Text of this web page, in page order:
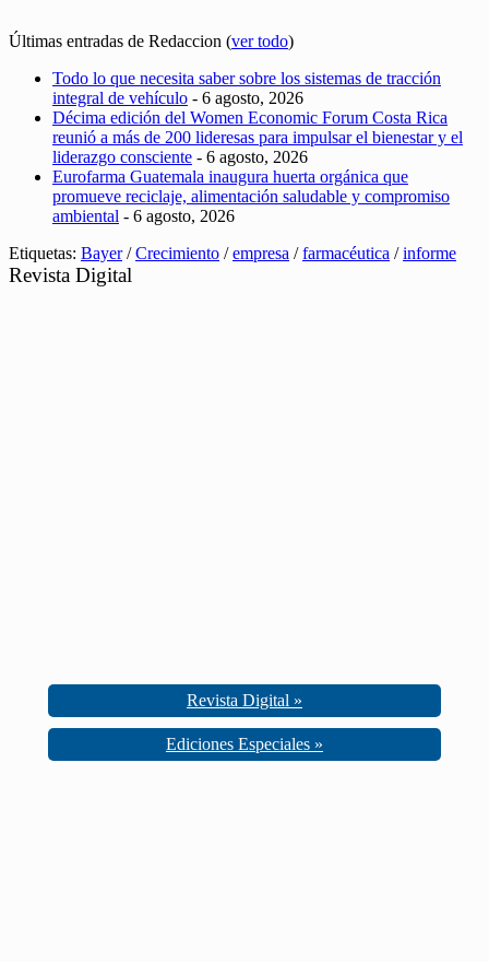
Últimas entradas de Redaccion (ver todo)
Todo lo que necesita saber sobre los sistemas de tracción
integral de vehículo - 6 agosto, 2026
Décima edición del Women Economic Forum Costa Rica
reunió a más de 200 lideresas para impulsar el bienestar y el
liderazgo consciente - 6 agosto, 2026
Eurofarma Guatemala inaugura huerta orgánica que
promueve reciclaje, alimentación saludable y compromiso
ambiental - 6 agosto, 2026
Etiquetas: Bayer/Crecimiento /empresa /farmacéutica /informe
Revista Digital
Revista Digital »
Ediciones Especiales »